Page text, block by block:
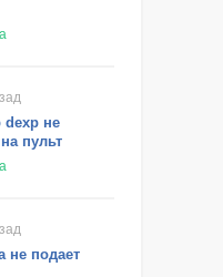
dexp не
пульт
не подает